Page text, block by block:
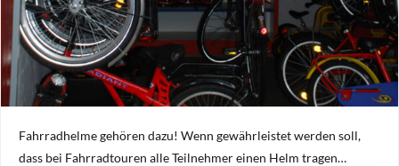
Fahrradhelme gehören dazu! Wenn gewährleistet werden soll,
dass bei Fahrradtouren alle Teilnehmer einen Helm tragen…